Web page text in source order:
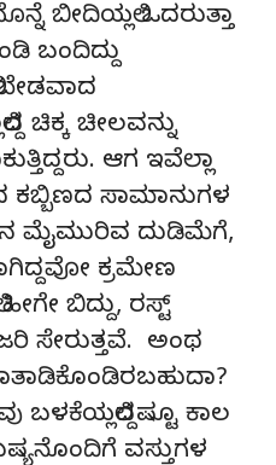
ಬೀದಿಯಲ್ಲಿ ಒದರುತ್ತಾ
ಬಂದಿದ್ದು
ಚಿಕ್ಕ ಚೀಲವನ್ನು
ಆಗ ಇವೆಲ್ಲಾ
ಕಬ್ಬಿಣದ ಸಾಮಾನುಗಳ
ಮೈಮುರಿವ ದುಡಿಮೆಗೆ,
ಕ್ರಮೇಣ
ಬಿದ್ದು, ರಸ್ಟ್
ಸೇರುತ್ತವೆ. ಅಂಥ
ಬಳಕೆಯಲ್ಲಿದ್ದಷ್ಟೂ ಕಾಲ
ವಸ್ತುಗಳ